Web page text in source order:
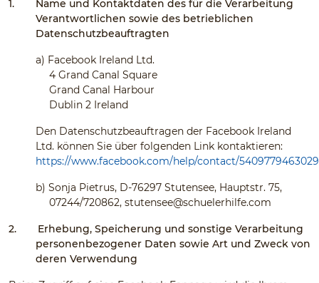
1.
Name und Kontaktdaten des für die Verarbeitung
Verantwortlichen sowie des betrieblichen
Datenschutzbeauftragten
a) Facebook Ireland Ltd.
4 Grand Canal Square
Grand Canal Harbour
Dublin 2 Ireland
Den Datenschutzbeauftragen der Facebook Ireland
Ltd. können Sie über folgenden Link kontaktieren:
https://www.facebook.com/help/contact/
b) Sonja Pietrus, D-76297 Stutensee, Hauptstr. 75,
07244/720862, stutensee@schuelerhilfe.com
2.
Erhebung, Speicherung und sonstige Verarbeitung
personenbezogener Daten sowie Art und Zweck von
deren Verwendung